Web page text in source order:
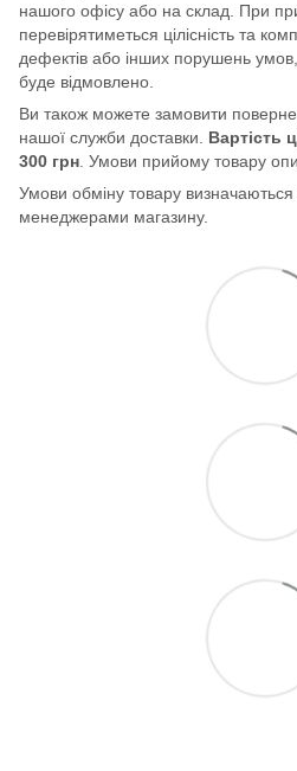
нашого офісу або на склад. При
перевірятиметься цілісність та
дефектів або інших порушень
буде відмовлено.
Ви також можете замовити
нашої служби доставки. Вартість
300 грн . Умови прийому товару
Умови обміну товару визначаються
менеджерами магазину.